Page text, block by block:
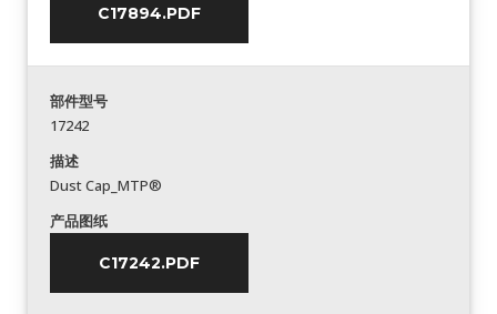
C17894.PDF
部件型号
17242
描述
Dust Cap_MTP®
产品图纸
C17242.PDF